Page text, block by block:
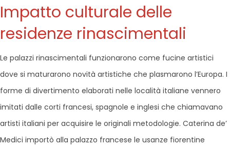
Impatto culturale delle
residenze rinascimentali
Le palazzi rinascimentali funzionarono come fucine artistici
dove si maturarono novità artistiche che plasmarono l’Europa. I
forme di divertimento elaborati nelle località italiane vennero
imitati dalle corti francesi, spagnole e inglesi che chiamavano
artisti italiani per acquisire le originali metodologie. Caterina de’
Medici importò alla palazzo francese le usanze fiorentine